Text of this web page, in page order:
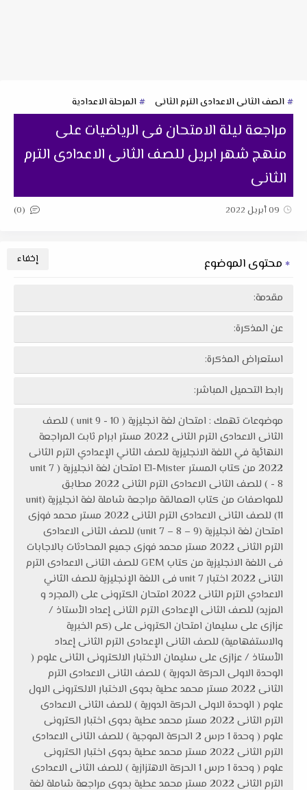
الصف الثانى الاعدادى الترم الثانى المرحلة الاعدادية
مراجعة ليلة الامتحان فى الرياضيات على
منهج شهر ابريل للصف الثانى الاعدادى الترم
الثانى
09 أبريل 2022 (0)
محتوى الموضوع
مقدمة:
عن المذكرة:
استعراض المذكرة:
رابط التحميل المباشر:
موضوعات تهمك : امتحان لغة انجليزية ( unit 9 - 10 ) للصف
الثانى الاعدادى الترم الثانى 2022 مستر ابرام ثابت المراجعة
النهائية في اللغة الانجليزية للصف الثاني الإعدادي الترم الثانى
2022 من كتاب المستر El-Mister امتحان لغة انجليزية ( unit 7
- 8 ) للصف الثانى الاعدادى الترم الثانى 2022 مطابق
للمواصفات من كتاب العمالقة مراجعة شاملة لغة انجليزية (unit
11) للصف الثانى الاعدادى الترم الثانى 2022 مستر محمد فوزى
امتحان لغة انجليزية (unit 7 – 8 – 9) للصف الثانى الاعدادى
الترم الثانى 2022 مستر محمد فوزى جميع المحادثات بالاجابات
فى اللغة الانجليزية من كتاب GEM للصف الثانى الاعدادى الترم
الثانى 2022 اختبار unit 7 فى اللغة الإنجليزية للصف الثاني
الاعدادي الترم الثانى 2022 امتحان الكترونى على (المجرد و
المزيد) للصف الثانى الإعدادى الترم الثانى إعداد الأستاذ /
عزازى على سليمان امتحان الكترونى على (كم الخبرية
والاستفهامية) للصف الثانى الإعدادى الترم الثانى إعداد
الأستاذ / عزازى على سليمان الاختبار الالكترونى الثانى علوم (
الوحدة الاولى الحركة الدورية ) للصف الثانى الاعدادى الترم
الثانى 2022 مستر محمد عطية بدوى الاختبار الالكترونى الاول
علوم ( الوحدة الاولى الحركة الدورية ) للصف الثانى الاعدادى
الترم الثانى 2022 مستر محمد عطية بدوى اختبار الكترونى
علوم ( وحدة 1 درس 2 الحركة الموجية ) للصف الثانى الاعدادى
الترم الثانى 2022 مستر محمد عطية بدوى اختبار الكترونى
علوم ( وحدة 1 درس 1 الحركة الاهتزازية ) للصف الثانى الاعدادى
الترم الثانى 2022 مستر محمد عطية بدوى مراجعة شاملة لغة